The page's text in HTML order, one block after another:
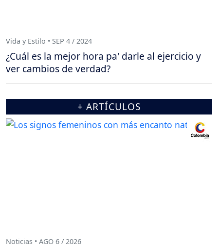
Vida y Estilo • SEP 4 / 2024
¿Cuál es la mejor hora pa' darle al ejercicio y
ver cambios de verdad?
+ ARTÍCULOS
Noticias • AGO 6 / 2026